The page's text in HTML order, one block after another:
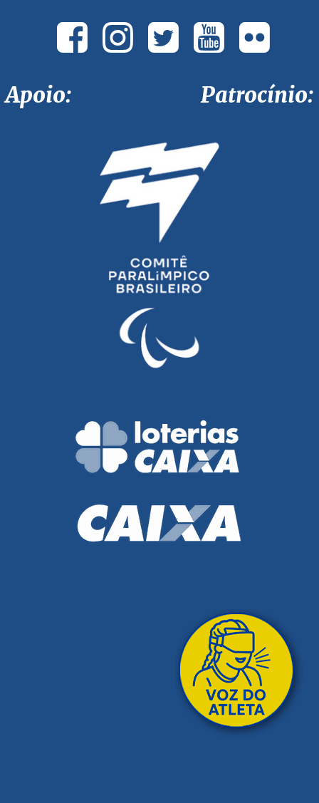
Apoio: Patrocínio: